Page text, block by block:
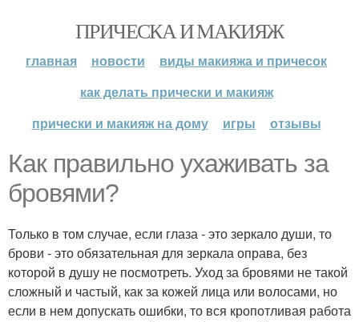
ПРИЧЕСКА И МАКИЯЖ
главная новости
виды макияжа и причесок
как делать прически и макияж
прически и макияж на дому
игры отзывы
Как правильно ухаживать за
бровями?
Только в том случае, если глаза - это зеркало души, то
брови - это обязательная для зеркала оправа, без
которой в душу не посмотреть. Уход за бровями не такой
сложный и частый, как за кожей лица или волосами, но
если в нем допускать ошибки, то вся кропотливая работа